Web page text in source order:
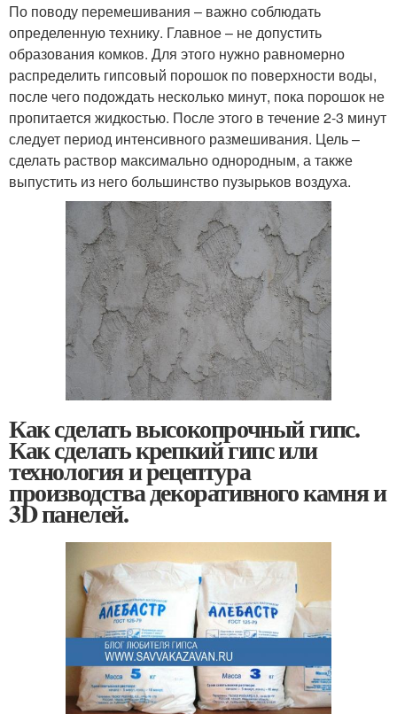
По поводу перемешивания – важно соблюдать
определенную технику. Главное – не допустить
образования комков. Для этого нужно равномерно
распределить гипсовый порошок по поверхности воды,
после чего подождать несколько минут, пока порошок не
пропитается жидкостью. После этого в течение 2-3 минут
следует период интенсивного размешивания. Цель –
сделать раствор максимально однородным, а также
выпустить из него большинство пузырьков воздуха.
Как сделать высокопрочный гипс.
Как сделать крепкий гипс или
технология и рецептура
производства декоративного камня и
3D панелей.